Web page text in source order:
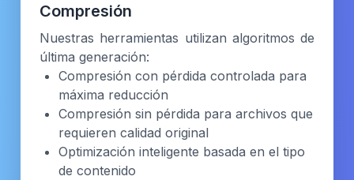
Compresión
Nuestras herramientas utilizan algoritmos de
última generación:
Compresión con pérdida controlada para
máxima reducción
Compresión sin pérdida para archivos que
requieren calidad original
Optimización inteligente basada en el tipo
de contenido